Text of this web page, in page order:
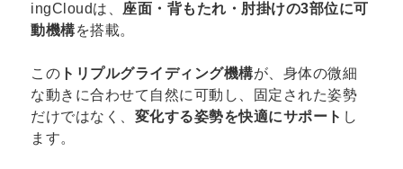
ingCloudは、 座面・背もたれ・肘掛けの3部位に可
動機構を搭載。
この トリプルグライディング機構が、身体の微細
な動きに合わせて自然に可動し、固定された姿勢
だけではなく、 変化する姿勢を快適にサポート し
ます。